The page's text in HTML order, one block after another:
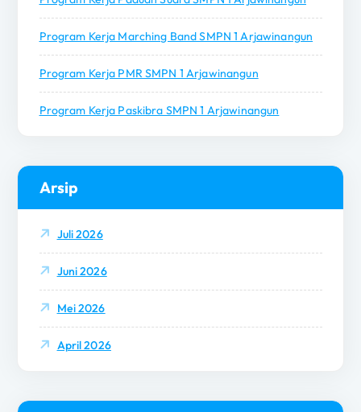
Program Kerja Marching Band SMPN 1 Arjawinangun
Program Kerja PMR SMPN 1 Arjawinangun
Program Kerja Paskibra SMPN 1 Arjawinangun
Arsip
Juli 2026
Juni 2026
Mei 2026
April 2026